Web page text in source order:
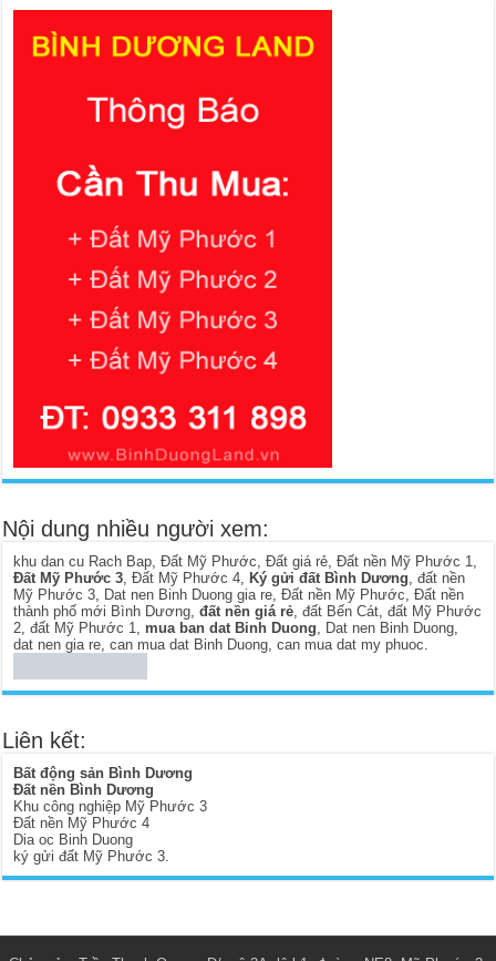
Nội dung nhiều người xem:
khu dan cu Rach Bap ,Đất Mỹ Phước ,Đất giá rẻ ,Đất nền Mỹ Phước 1
Đất Mỹ Phước 3 ,Đất Mỹ Phước 4 Ký gửi đất Bình Dương ,đất nền
Mỹ Phước 3
Dat nen Binh Duong gia re ,Đất nền Mỹ Phước ,Đất nền
thành phố mới Bình Dương ,đất nền giá rẻ ,đất Bến Cát ,đất Mỹ Phước
2 ,đất Mỹ Phước 1 mua ban dat Binh Duong Dat nen Binh Duong
dat nen gia re ,can mua dat Binh Duong ,can mua dat my phuoc
Liên kết:
Bất động sản Bình Dương
Đất nền Bình Dương
Khu công nghiệp Mỹ Phước 3
Đất nền Mỹ Phước 4
Dia oc Binh Duong
ký gửi đất Mỹ Phước 3